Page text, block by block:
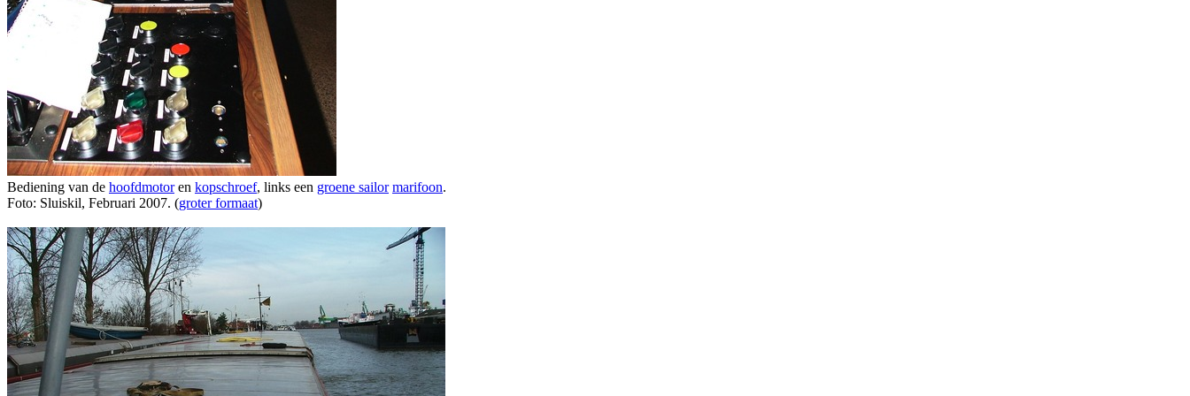
Bediening van de hoofdmotoren kopschroef, links een groene sailor marifoon.
Foto: Sluiskil, Februari 2007. (groter formaat)